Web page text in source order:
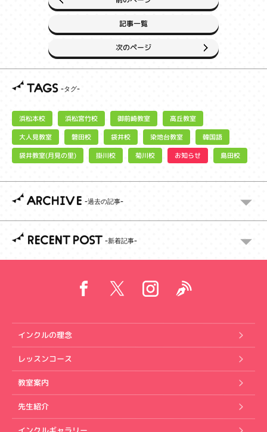
記事一覧
次のページ
TAGS
浜松本校 浜松宮竹校 御前崎教室 高丘教室
大人見教室 磐田校 袋井校 染地台教室 韓国語
袋井教室(月見の里) 掛川校 菊川校 お知らせ 島田校
ARCHIVE
RECENT POST
インクルの理念
レッスンコース
教室案内
先生紹介
インクルギャラリー